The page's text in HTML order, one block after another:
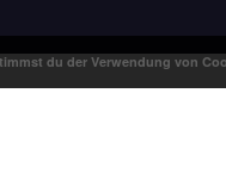
du der Verwendung von